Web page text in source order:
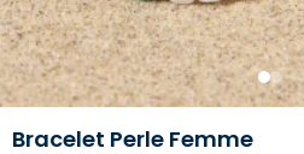
1 2
Bracelet Perle Femme